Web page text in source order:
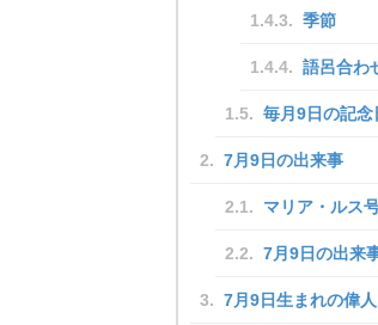
季節
語呂合わ
毎月9日の記念
7月9日の出来事
マリア・ルス
7月9日の出来
7月9日生まれの偉